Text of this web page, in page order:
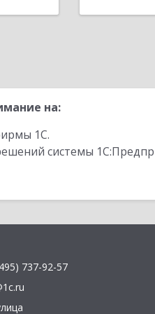
на:
1С.
системы
737-92-57